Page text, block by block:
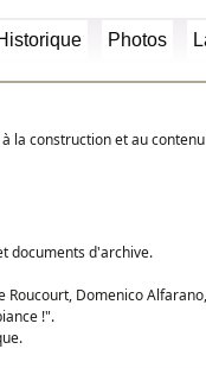
Photos
la construction et au
documents d'archive.
Roucourt, Domenico
!".